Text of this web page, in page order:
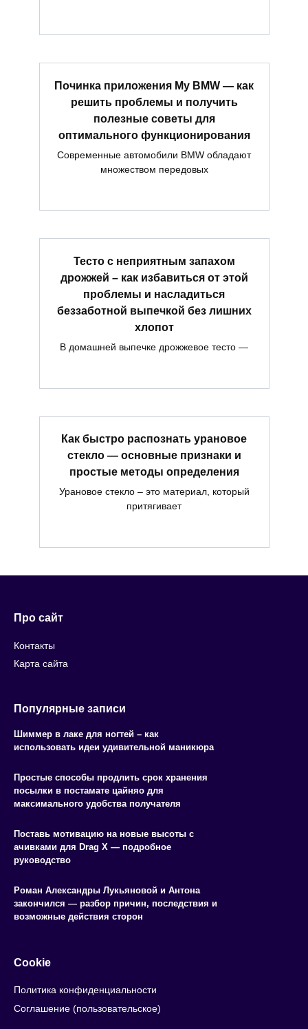
Починка приложения My BMW — как
решить проблемы и получить
полезные советы для
оптимального функционирования
Современные автомобили BMW обладают
множеством передовых
Тесто с неприятным запахом
дрожжей – как избавиться от этой
проблемы и насладиться
беззаботной выпечкой без лишних
хлопот
В домашней выпечке дрожжевое тесто —
Как быстро распознать урановое
стекло — основные признаки и
простые методы определения
Урановое стекло – это материал, который
притягивает
Про сайт
Контакты
Карта сайта
Популярные записи
Шиммер в лаке для ногтей – как
использовать идеи удивительной маникюра
Простые способы продлить срок хранения
посылки в постамате цайняо для
максимального удобства получателя
Поставь мотивацию на новые высоты с
ачивками для Drag X — подробное
руководство
Роман Александры Лукьяновой и Антона
закончился — разбор причин, последствия и
возможные действия сторон
Cookie
Политика конфиденциальности
Соглашение (пользовательское)